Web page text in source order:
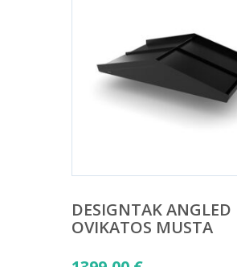
DESIGNTAK ANGLED
OVIKATOS MUSTA